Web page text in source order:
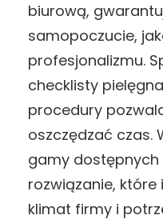
biurową,
samopoczucie,
profesjonalizmu.
checklisty
procedury
oszczędzać czas.
gamy dostępnych
rozwiązanie, które
klimat firmy i